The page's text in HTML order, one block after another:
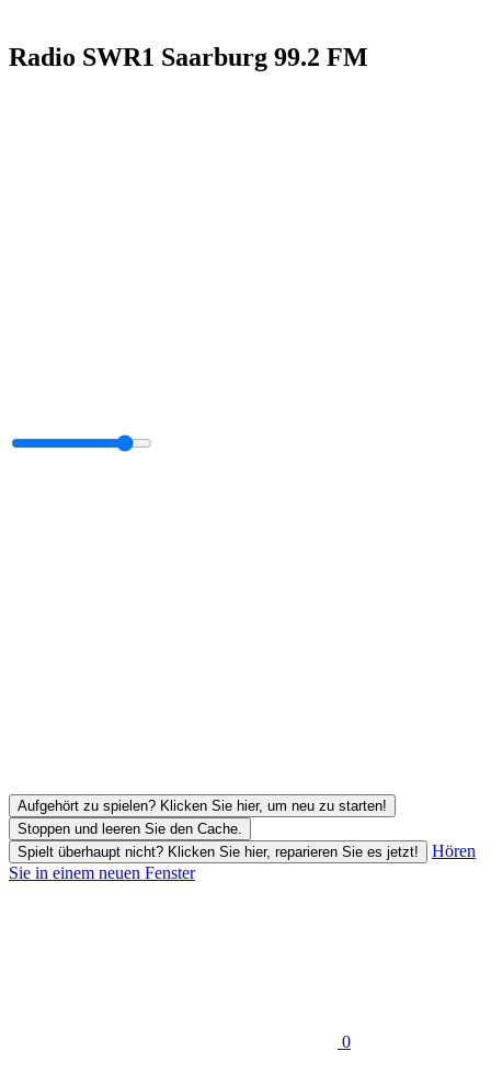
Radio SWR1 Saarburg 99.2 FM
Aufgehört zu spielen? Klicken Sie hier, um neu zu starten!
Stoppen und leeren Sie den Cache.
Spielt überhaupt nicht? Klicken Sie hier, reparieren Sie es jetzt!
Hören
Sie in einem neuen Fenster
0